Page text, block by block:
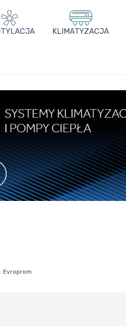
KLIMATYZACJA
Evroprom